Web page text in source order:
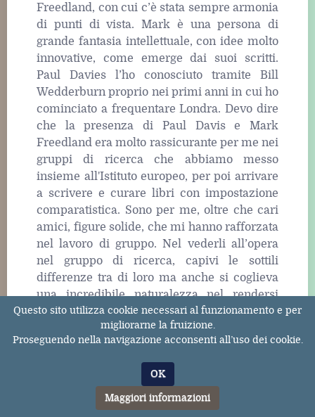
Freedland, con cui c’è stata sempre armonia
di punti di vista. Mark è una persona di
grande fantasia intellettuale, con idee molto
innovative, come emerge dai suoi scritti.
Paul Davies l’ho conosciuto tramite Bill
Wedderburn proprio nei primi anni in cui ho
cominciato a frequentare Londra. Devo dire
che la presenza di Paul Davis e Mark
Freedland era molto rassicurante per me nei
gruppi di ricerca che abbiamo messo
insieme all'Istituto europeo, per poi arrivare
a scrivere e curare libri con impostazione
comparatistica. Sono per me, oltre che cari
amici, figure solide, che mi hanno rafforzata
nel lavoro di gruppo. Nel vederli all’opera
nel gruppo di ricerca, capivi le sottili
differenze tra di loro ma anche si coglieva
una incredibile naturalezza nel rendersi
complementari. Hanno a lungo pubblicato
firmando insieme, come è noto. E’ una
coppia di studiosi fantastici, proprio perché
capaci di cogliere e sviluppare l’uno le idee
dell’altro. Non erano naturalmente i soli che
animavano questi gruppi; penso anche a
Fernando Valdès, che era un motore di
Questo sito utilizza cookie necessari al funzionamento e per
migliorarne la fruizione.
Proseguendo nella navigazione acconsenti all’uso dei cookie.
OK
Maggiori informazioni